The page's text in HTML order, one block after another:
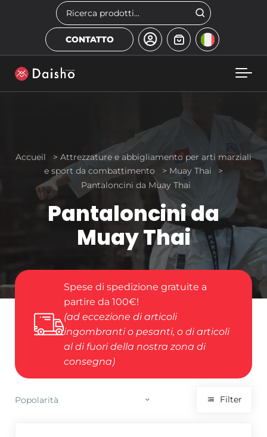
Skip to main content Cerca
CONTATTO
Pantaloncini da
Muay Thai
Accueil > Attrezzature e abbigliamento per arti marziali
e sport da combattimento
> Muay Thai
>
Pantaloncini da Muay Thai
Spese di spedizione gratuite a
partire da 100€!
(ad eccezione di articoli
ingombranti o pesanti, o di articoli
al di fuori della nostra zona di
consegna)
Filter